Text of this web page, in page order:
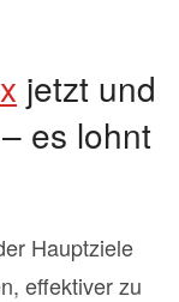
jetzt und
es lohnt
Hauptziele
effektiver zu